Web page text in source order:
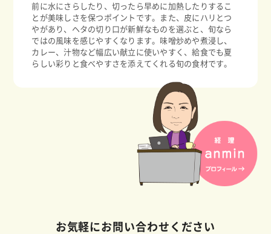
前に水にさらしたり、切ったら早めに加熱したりするこ
とが美味しさを保つポイントです。また、皮にハリとつ
やがあり、ヘタの切り口が新鮮なものを選ぶと、旬なら
ではの風味を感じやすくなります。味噌炒めや煮浸し、
カレー、汁物など幅広い献立に使いやすく、給食でも夏
らしい彩りと食べやすさを添えてくれる旬の食材です。
お気軽にお問い合わせください